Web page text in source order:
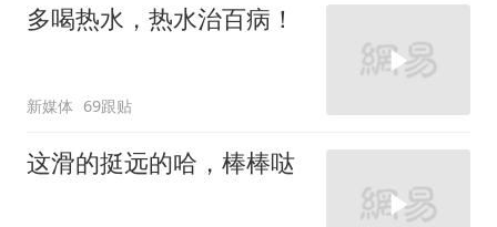
多喝热水，热水治百病！
新媒体 69跟贴
这滑的挺远的哈，棒棒哒